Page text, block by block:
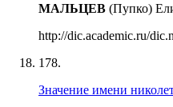
МАЛЬЦЕВ (Пупко)
http://dic.academic.ru/
178.
Значение имени